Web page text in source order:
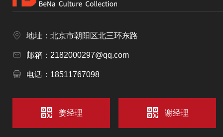
地址：北京市朝阳区北三环东路
邮箱：2182000297@qq.com
电话：18511767098
姜经理 谢经理